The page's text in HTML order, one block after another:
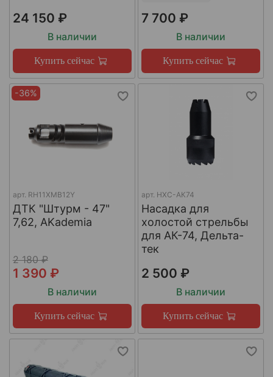
24 150 ₽
В наличии
Купить сейчас
7 700 ₽
В наличии
Купить сейчас
-36%
арт. RH11XMB12Y
ДТК "Штурм - 47"
7,62, AKademia
2 180 ₽
1 390 ₽
В наличии
Купить сейчас
арт. НХС-АК74
Насадка для
холостой стрельбы
для АК-74, Дельта-
тек
2 500 ₽
В наличии
Купить сейчас